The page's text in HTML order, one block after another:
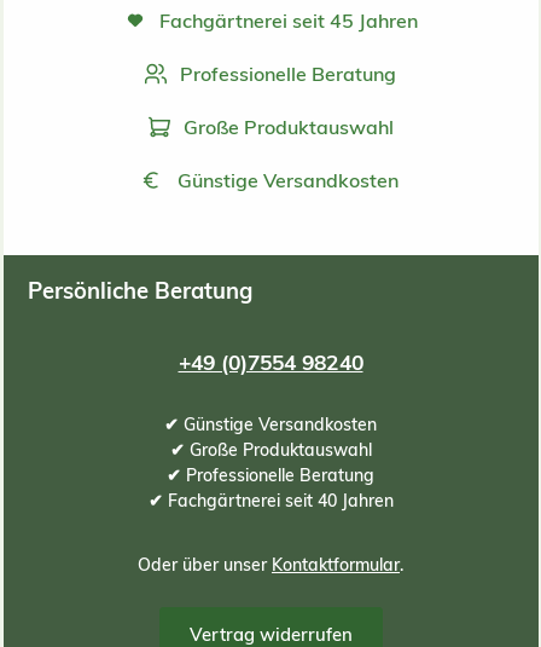
Fachgärtnerei seit 45 Jahren
Professionelle Beratung
Große Produktauswahl
Günstige Versandkosten
Persönliche Beratung
+49 (0)7554 98240
✔ Günstige Versandkosten
✔ Große Produktauswahl
✔ Professionelle Beratung
✔ Fachgärtnerei seit 40 Jahren
Oder über unser Kontaktformular.
Vertrag widerrufen